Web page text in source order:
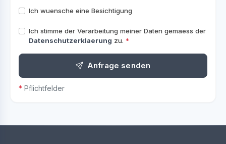
Ich wuensche eine Besichtigung
Ich stimme der Verarbeitung meiner Daten gemaess der
Datenschutzerklaerung zu. *
Anfrage senden
* Pflichtfelder